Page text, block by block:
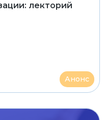
лекторий
Анонс